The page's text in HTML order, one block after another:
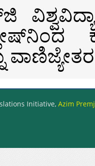
Initiative, Azim